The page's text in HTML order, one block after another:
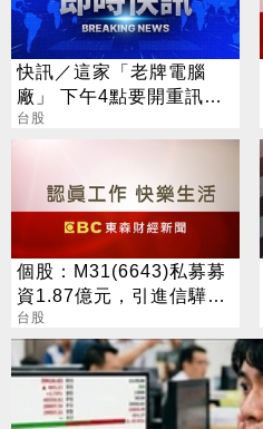
快訊／這家「老牌電腦
廠」 下午4點要開重訊記
者會
台股
個股：M31(6643)私募募
資1.87億元，引進信驊為
策略性投資人
台股